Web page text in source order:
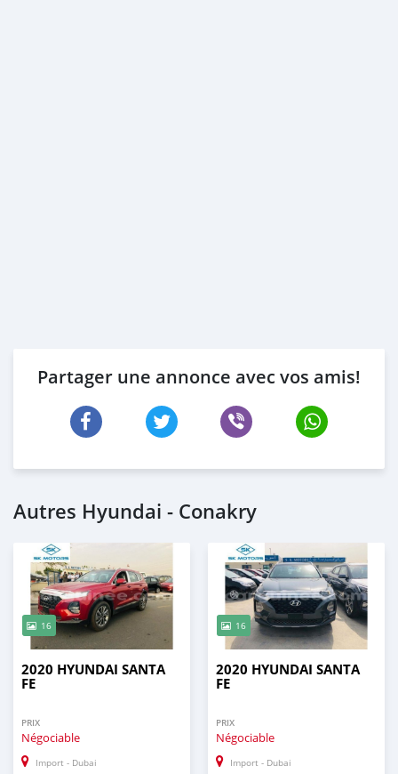
Partager une annonce avec vos amis!
Autres Hyundai - Conakry
16
2020 HYUNDAI SANTA
FE
PRIX
Négociable
Import - Dubai
16
2020 HYUNDAI SANTA
FE
PRIX
Négociable
Import - Dubai